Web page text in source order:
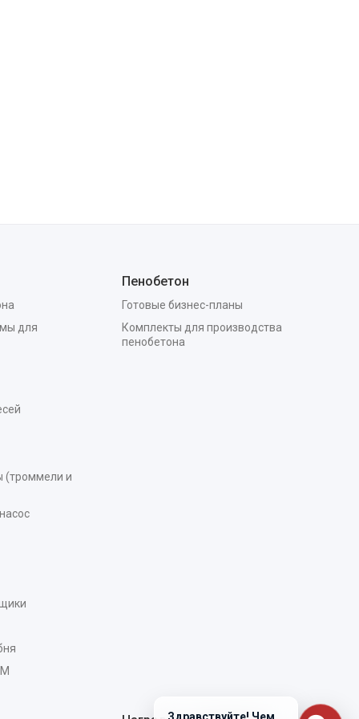
для
(троммели и
Пенобетон
Готовые бизнес-планы
Комплекты для производства
пенобетона